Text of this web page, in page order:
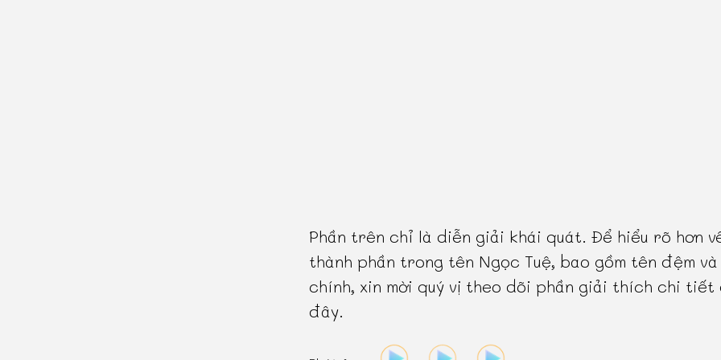
Phần trên chỉ là diễn giải khái quát. Để hiểu rõ hơn
thành phần trong tên Ngọc Tuệ, bao gồm tên đệm
chính, xin mời quý vị theo dõi phần giải thích chi tiết
đây.